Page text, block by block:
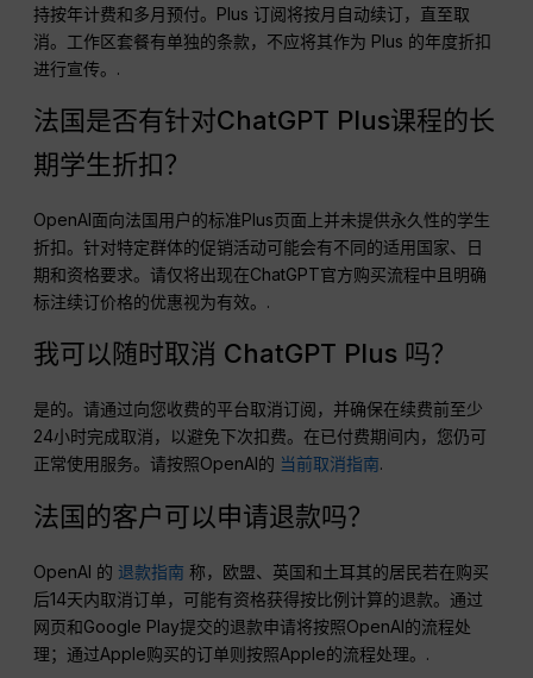
持按年计费和多月预付。Plus 订阅将按月自动续订，直至取
消。工作区套餐有单独的条款，不应将其作为 Plus 的年度折扣
进行宣传。.
法国是否有针对ChatGPT Plus课程的长
期学生折扣？
OpenAI面向法国用户的标准Plus页面上并未提供永久性的学生
折扣。针对特定群体的促销活动可能会有不同的适用国家、日
期和资格要求。请仅将出现在ChatGPT官方购买流程中且明确
标注续订价格的优惠视为有效。.
我可以随时取消 ChatGPT Plus 吗？
是的。请通过向您收费的平台取消订阅，并确保在续费前至少
24小时完成取消，以避免下次扣费。在已付费期间内，您仍可
正常使用服务。请按照OpenAI的 当前取消指南.
法国的客户可以申请退款吗？
OpenAI 的 退款指南 称，欧盟、英国和土耳其的居民若在购买
后14天内取消订单，可能有资格获得按比例计算的退款。通过
网页和Google Play提交的退款申请将按照OpenAI的流程处
理；通过Apple购买的订单则按照Apple的流程处理。.